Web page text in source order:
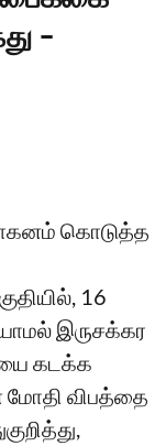
-
கொடுத்த
16
இருசக்கர
கடக்க
மோதி விபத்தை